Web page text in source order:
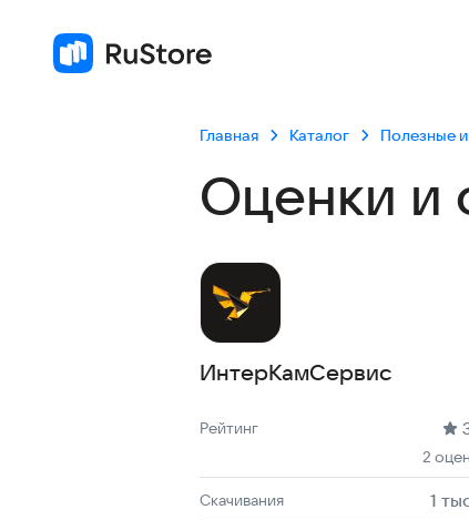
Главная Каталог Полезные
Оценки и
ИнтерКамСервис
Рейтинг: 3,5, 2 оценки
Скачиваний: 1 тыс +
Размер файла: 23.6 MB
Возрастное ограничение: 23.6 MB
Рейтинг
2
Скачивания 1